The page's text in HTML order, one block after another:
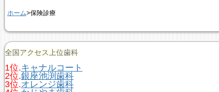
ホーム>保険診療
全国アクセス上位歯科
1位.キャナルコート
2位.銀座池渕歯科
3位.オレンジ歯科